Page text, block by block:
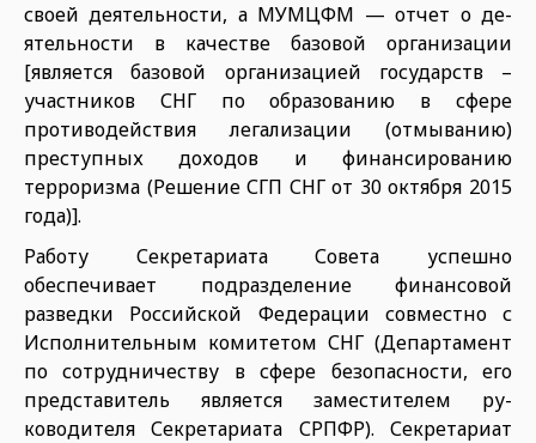
своей деятель­ности, а МУМЦФМ — отчет о де­
ятельности в качестве базовой организации
[является базовой организацией государств –
участников СНГ по образованию в сфе­ре
противодействия легализации (отмыванию)
преступных доходов и финансированию
терроризма (Решение СГП СНГ от 30 октября 2015
года)].
Работу Секретариата Совета успешно
обеспечивает подразде­ление финансовой
разведки Рос­сийской Федерации совместно с
Исполнительным комитетом СНГ (Департамент
по сотрудничеству в сфере безопасности, его
предста­витель является заместителем ру­
ководителя Секретариата СРПФР). Секретариат